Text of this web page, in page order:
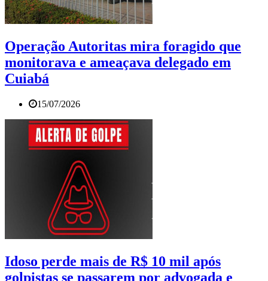
Operação Autoritas mira foragido que
monitorava e ameaçava delegado em
Cuiabá
15/07/2026
Idoso perde mais de R$ 10 mil após
golpistas se passarem por advogada e